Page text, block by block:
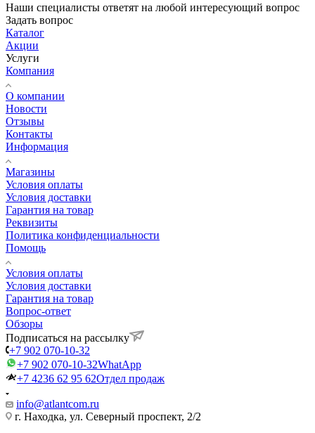
Наши специалисты ответят на любой интересующий вопрос
Задать вопрос
Каталог
Акции
Услуги
Компания
О компании
Новости
Отзывы
Контакты
Информация
Магазины
Условия оплаты
Условия доставки
Гарантия на товар
Реквизиты
Политика конфиденциальности
Помощь
Условия оплаты
Условия доставки
Гарантия на товар
Вопрос-ответ
Обзоры
Подписаться на рассылку
+7 902 070-10-32
+7 902 070-10-32WhatApp
+7 4236 62 95 62Отдел продаж
info@atlantcom.ru
г. Находка, ул. Северный проспект, 2/2